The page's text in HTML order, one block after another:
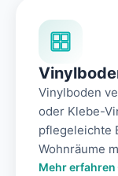
Vinylboden
oder Klebe-
pflegeleichte
Wohnräume
Mehr erfahren